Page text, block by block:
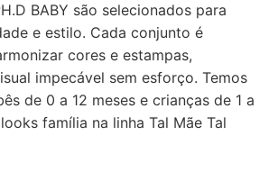
BABY são selecionados para
e estilo. Cada conjunto é
cores e estampas,
impecável sem esforço. Temos
de 0 a 12 meses e crianças de 1 a
família na linha Tal Mãe Tal